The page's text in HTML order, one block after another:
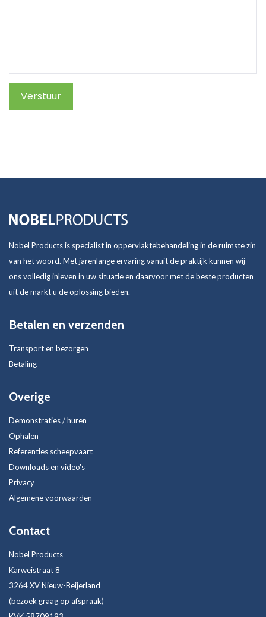
Verstuur
Nobel Products is specialist in oppervlaktebehandeling in de ruimste zin
van het woord. Met jarenlange ervaring vanuit de praktijk kunnen wij
ons volledig inleven in uw situatie en daarvoor met de beste producten
uit de markt u de oplossing bieden.
Betalen en verzenden
Transport en bezorgen
Betaling
Overige
Demonstraties / huren
Ophalen
Referenties scheepvaart
Downloads en video's
Privacy
Algemene voorwaarden
Contact
Nobel Products
Karweistraat 8
3264 XV Nieuw-Beijerland
(bezoek graag op afspraak)